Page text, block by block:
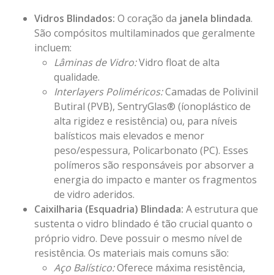
Vidros Blindados: O coração da janela blindada.
São compósitos multilaminados que geralmente
incluem:
Lâminas de Vidro:Vidro float de alta
qualidade.
Interlayers Poliméricos:Camadas de Polivinil
Butiral (PVB), SentryGlas® (íonoplástico de
alta rigidez e resistência) ou, para níveis
balísticos mais elevados e menor
peso/espessura, Policarbonato (PC). Esses
polímeros são responsáveis por absorver a
energia do impacto e manter os fragmentos
de vidro aderidos.
Caixilharia (Esquadria) Blindada: A estrutura que
sustenta o vidro blindado é tão crucial quanto o
próprio vidro. Deve possuir o mesmo nível de
resistência. Os materiais mais comuns são:
Aço Balístico:Oferece máxima resistência,